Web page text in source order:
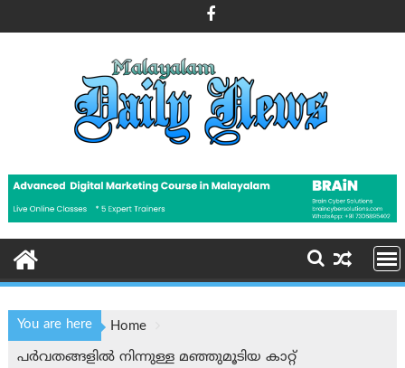
to
You are here
Home
പർവതങ്ങളിൽ നിന്നുള്ള മഞ്ഞുമൂടിയ കാറ്റ്